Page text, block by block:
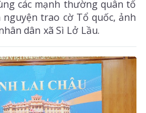
các mạnh thường quân tổ
trao cờ Tổ quốc, ảnh
dân xã Sì Lở Lầu.